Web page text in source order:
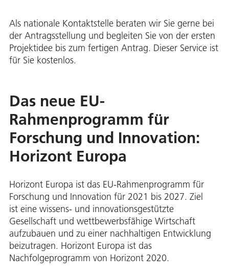
Als nationale Kontaktstelle beraten wir Sie gerne bei
der Antragsstellung und begleiten Sie von der ersten
Projektidee bis zum fertigen Antrag. Dieser Service ist
für Sie kostenlos.
Das neue EU-
Rahmenprogramm für
Forschung und Innovation:
Horizont Europa
Horizont Europa ist das EU-Rahmenprogramm für
Forschung und Innovation für 2021 bis 2027. Ziel
ist eine wissens- und innovationsgestützte
Gesellschaft und wettbewerbsfähige Wirtschaft
aufzubauen und zu einer nachhaltigen Entwicklung
beizutragen. Horizont Europa ist das
Nachfolgeprogramm von Horizont 2020.